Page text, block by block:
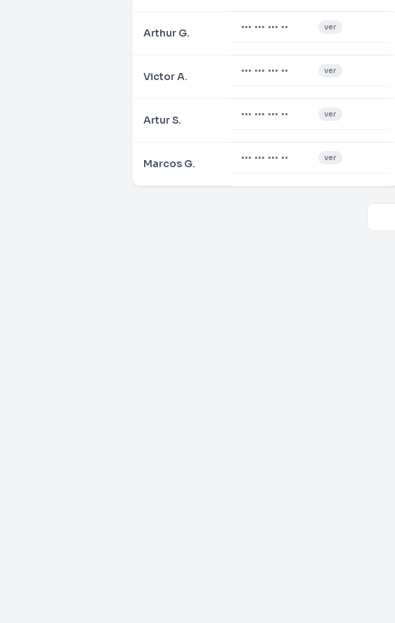
Arthur G. ••• ••• ••• •• ver
Victor A. ••• ••• ••• •• ver
Artur S. ••• ••• ••• •• ver
Marcos G. ••• ••• ••• •• ver